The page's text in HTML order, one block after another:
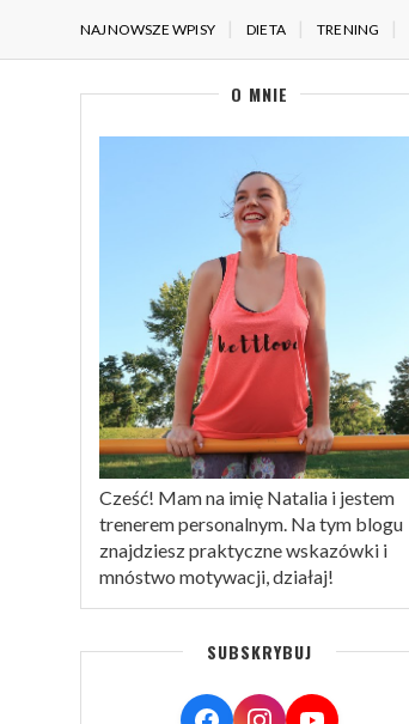
NAJNOWSZE WPISY DIETA TRENING
O MNIE
Cześć! Mam na imię Natalia i jestem
trenerem personalnym. Na tym blogu
znajdziesz praktyczne wskazówki i
mnóstwo motywacji, działaj!
SUBSKRYBUJ